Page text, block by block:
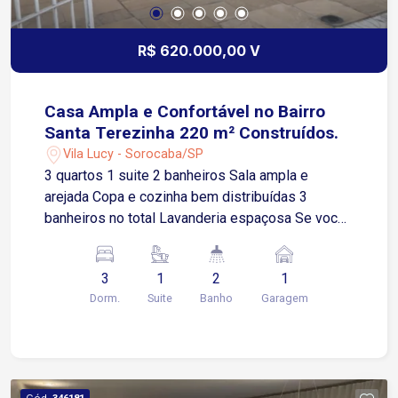
R$ 620.000,00 V
Casa Ampla e Confortável no Bairro
Santa Terezinha 220 m² Construídos.
Vila Lucy - Sorocaba/SP
3 quartos 1 suite 2 banheiros Sala ampla e
arejada Copa e cozinha bem distribuídas 3
banheiros no total Lavanderia espaçosa Se você
em excelente localização, esta é a opção ideal!
Situada no Bairro Santa Terezinha, esta casa
oferece *220m² de área construída* em um
3
Dorm.
1
Suite
2
Banho
1
Garagem